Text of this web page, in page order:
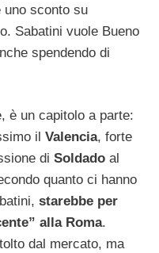
uno sconto su
Sabatini vuole Bueno
spendendo di
è un capitolo a parte:
il Valencia, forte
di Soldado al
quanto ci hanno
starebbe per
alla Roma.
dal mercato, ma